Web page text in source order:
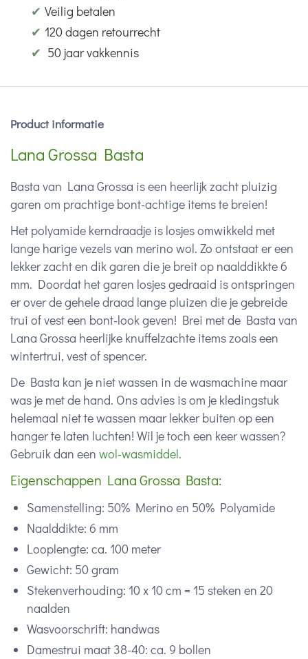
✔ Veilig betalen
✔ 120 dagen retourrecht
✔ 50 jaar vakkennis
Product informatie
Lana Grossa Basta
Basta van Lana Grossa is een heerlijk zacht pluizig
garen om prachtige bont-achtige items te breien!
Het polyamide kerndraadje is losjes omwikkeld met
lange harige vezels van merino wol. Zo ontstaat er een
lekker zacht en dik garen die je breit op naalddikkte 6
mm. Doordat het garen losjes gedraaid is ontspringen
er over de gehele draad lange pluizen die je gebreide
trui of vest een bont-look geven! Brei met de Basta van
Lana Grossa heerlijke knuffelzachte items zoals een
wintertrui, vest of spencer.
De Basta kan je niet wassen in de wasmachine maar
was je met de hand. Ons advies is om je kledingstuk
helemaal niet te wassen maar lekker buiten op een
hanger te laten luchten! Wil je toch een keer wassen?
Gebruik dan een wol-wasmiddel.
Eigenschappen Lana Grossa Basta:
Samenstelling: 50% Merino en 50% Polyamide
Naalddikte: 6 mm
Looplengte: ca. 100 meter
Gewicht: 50 gram
Stekenverhouding: 10 x 10 cm = 15 steken en 20
naalden
Wasvoorschrift: handwas
Damestrui maat 38-40: ca. 9 bollen